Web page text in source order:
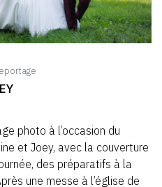
photo à l’occasion du
et Joey, avec la couverture
des préparatifs à la
une messe à l’église de